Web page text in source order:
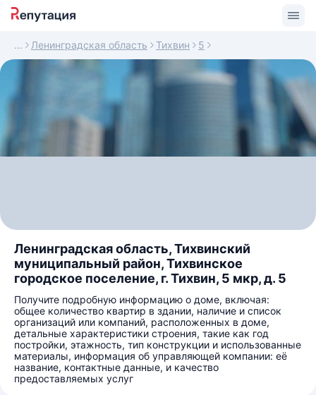
Ленинградская область Тихвин 5
Ленинградская область, Тихвинский
муниципальный район, Тихвинское
городское поселение, г. Тихвин, 5 мкр, д. 5
Получите подробную информацию о доме, включая:
общее количество квартир в здании, наличие и список
организаций или компаний, расположенных в доме,
детальные характеристики строения, такие как год
постройки, этажность, тип конструкции и использованные
материалы, информация об управляющей компании: её
название, контактные данные, и качество
предоставляемых услуг